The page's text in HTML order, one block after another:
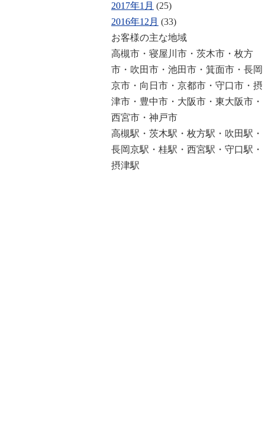
2017年1月 (25)
2016年12月 (33)
お客様の主な地域
高槻市・寝屋川市・茨木市・枚方
市・吹田市・池田市・箕面市・長岡
京市・向日市・京都市・守口市・摂
津市・豊中市・大阪市・東大阪市・
西宮市・神戸市
高槻駅・茨木駅・枚方駅・吹田駅・
長岡京駅・桂駅・西宮駅・守口駅・
摂津駅